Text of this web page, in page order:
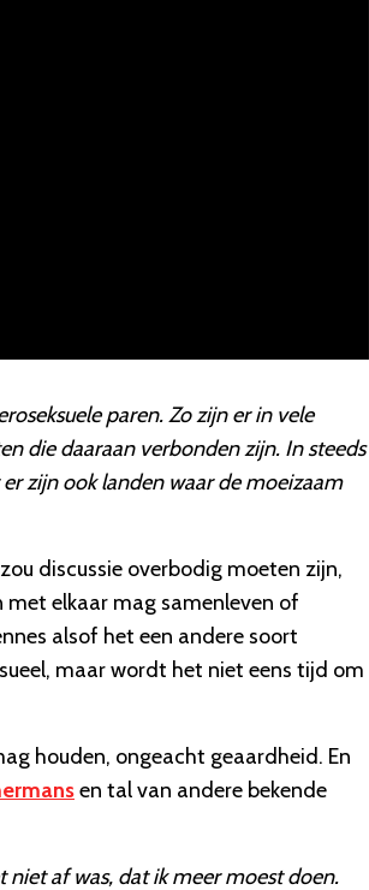
paren. Zo zijn er in vele
die daaraan verbonden zijn. In steeds
zijn ook landen waar de moeizaam
discussie overbodig moeten zijn,
elkaar mag samenleven of
alsof het een andere soort
maar wordt het niet eens tijd om
houden, ongeacht geaardheid. En
en tal van andere bekende
af was, dat ik meer moest doen.